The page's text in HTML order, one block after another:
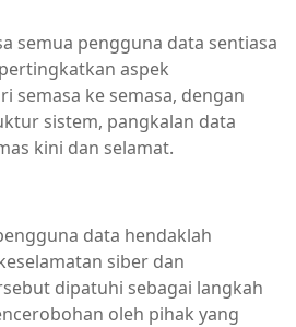
semua pengguna data sentiasa
aspek
semasa ke semasa, dengan
sistem, pangkalan data
kini dan selamat.
data hendaklah
siber dan
dipatuhi sebagai langkah
oleh pihak yang